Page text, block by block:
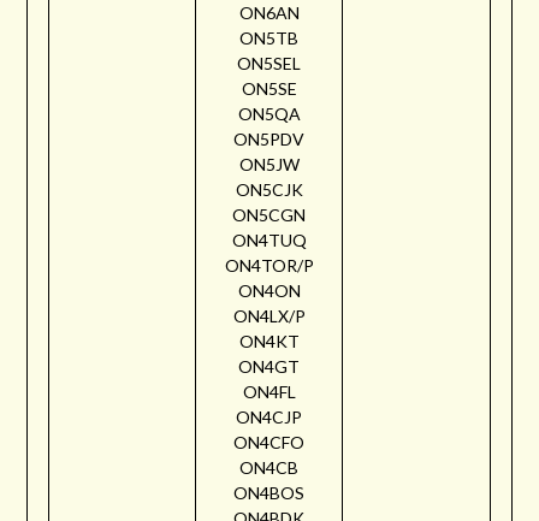
ON6AN
ON5TB
ON5SEL
ON5SE
ON5QA
ON5PDV
ON5JW
ON5CJK
ON5CGN
ON4TUQ
ON4TOR/P
ON4ON
ON4LX/P
ON4KT
ON4GT
ON4FL
ON4CJP
ON4CFO
ON4CB
ON4BOS